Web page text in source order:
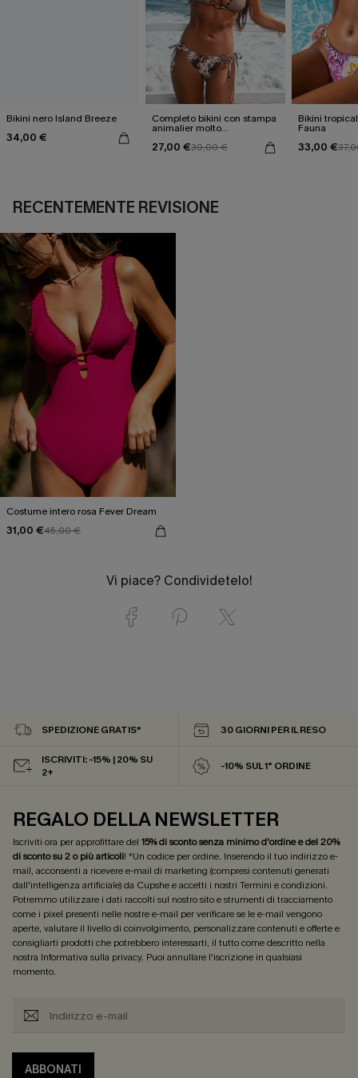
Bikini nero Island Breeze
34,00 €
Completo bikini con stampa
animalier molto
27,00 €30,00 €
Bikini
Fauna
33,00 €
RECENTEMENTE REVISIONE
Costume intero rosa Fever Dream
31,00 €45,00 €
Vi piace? Condividetelo!
SPEDIZIONE GRATIS* 30 GIORNI PER IL RESO
ISCRIVITI: -15% | 20% SU
2+
-10% SUL 1° ORDINE
REGALO DELLA NEWSLETTER
Iscriviti ora per approfittare del 15% di sconto senza minimo d'ordine e del 20%
di sconto su 2 o più articoli! *Un codice per ordine. Inserendo il tuo indirizzo e-
mail, acconsenti a ricevere e-mail di marketing (compresi contenuti generati
dall'intelligenza artificiale) da Cupshe e accetti i nostri Termini e condizioni.
Potremmo utilizzare i dati raccolti sul nostro sito e strumenti di tracciamento
come i pixel presenti nelle nostre e-mail per verificare se le e-mail vengono
aperte, valutare il livello di coinvolgimento, personalizzare contenuti e offerte e
consigliarti prodotti che potrebbero interessarti, il tutto come descritto nella
nostra Informativa sulla privacy. Puoi annullare l'iscrizione in qualsiasi
momento.
ABBONATI